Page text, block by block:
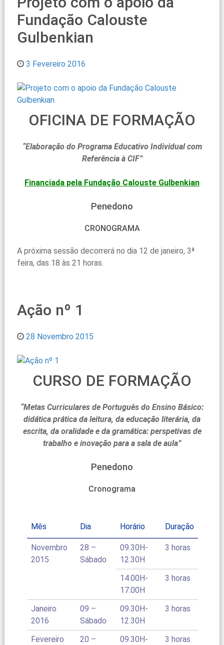
Fundação Calouste
Gulbenkian
3 Fevereiro 2016
OFICINA DE FORMAÇÃO
“Elaboração do Programa Educativo Individual com
Referência à CIF”
Financiada pela Fundação Calouste Gulbenkian
Penedono
CRONOGRAMA
A próxima sessão decorrerá no dia 12 de janeiro, 3ª
feira, das 18 às 21 horas.
Ação nº 1
28 Novembro 2015
CURSO DE FORMAÇÃO
“Metas Curriculares de Português do Ensino Básico:
didática prática da leitura, da educação literária, da
escrita, da oralidade e da gramática: perspetivas de
trabalho e inovação para a sala de aula”
Penedono
Cronograma
Mês Dia Horário Duração
Novembro
2015
28 –
Sábado
09.30H-
12.30H
3 horas
14.00H-
17.00H
3 horas
Janeiro
2016
09 –
Sábado
09.30H-
12.30H
3 horas
Fevereiro
20 –
09.30H-
3 horas